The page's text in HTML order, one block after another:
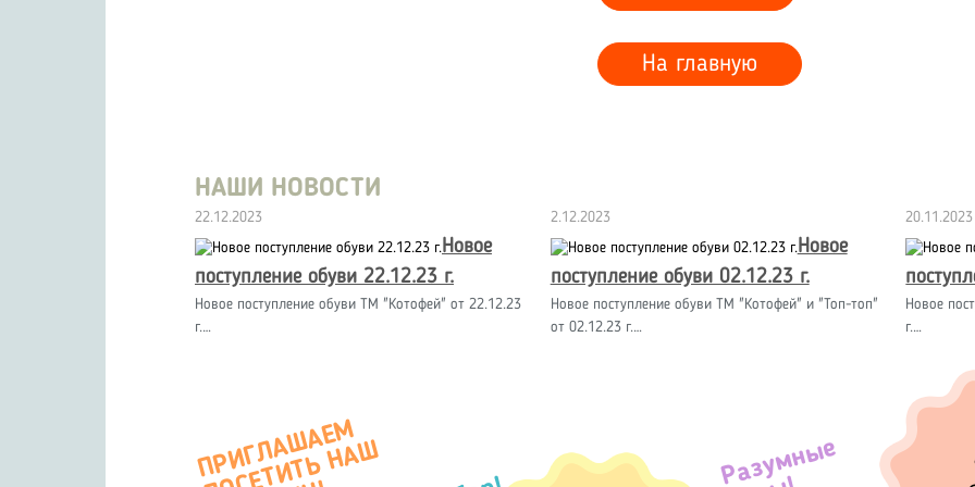
На главную
НАШИ НОВОСТИ
22.12.2023
Новое
поступление обуви 22.12.23 г.
Новое поступление обуви ТМ "Котофей" от 22.12.23
г.…
2.12.2023
Новое
поступление обуви 02.12.23 г.
Новое поступление обуви ТМ "Котофей" и "Топ-топ"
от 02.12.23 г.…
20.11.2023
Новое
г.…
П
Р
И
Г
А
Ш
А
Е
М
О
С
Е
Т
И
Т
Ь
Н
А
М
А
Г
А
З
И Разумные